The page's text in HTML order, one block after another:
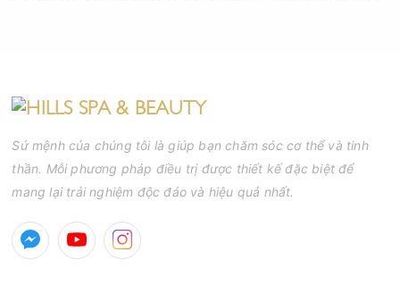
đạt tiêu chuẩn cần đáp ứng những yêu cầu nào?
Sứ mệnh của chúng tôi là giúp bạn chăm sóc cơ thể và tinh
thần. Mỗi phương pháp điều trị được thiết kế đặc biệt để
mang lại trải nghiệm độc đáo và hiệu quả nhất.